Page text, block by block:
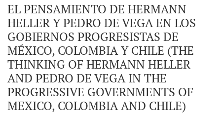
EL PENSAMIENTO DE HERMANN
HELLER Y PEDRO DE VEGA EN LOS
GOBIERNOS PROGRESISTAS DE
MÉXICO, COLOMBIA Y CHILE (THE
THINKING OF HERMANN HELLER
AND PEDRO DE VEGA IN THE
PROGRESSIVE GOVERNMENTS OF
MEXICO, COLOMBIA AND CHILE)